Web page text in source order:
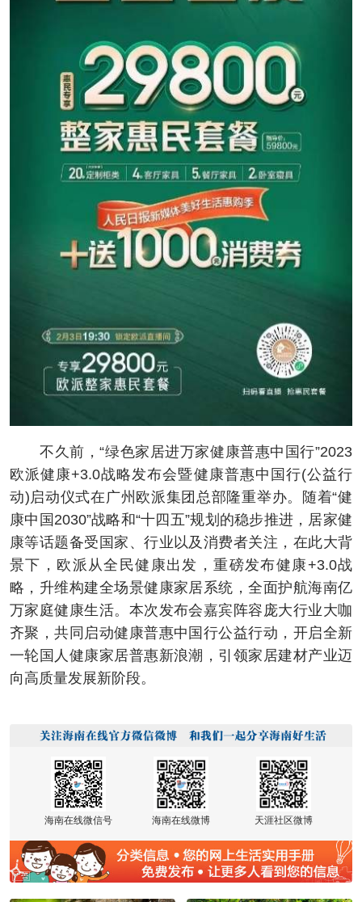
不久前，“绿色家居进万家健康普惠中国行”2023
欧派健康+3.0战略发布会暨健康普惠中国行(公益行
动)启动仪式在广州欧派集团总部隆重举办。随着“健
康中国2030”战略和“十四五”规划的稳步推进，居家健
康等话题备受国家、行业以及消费者关注，在此大背
景下，欧派从全民健康出发，重磅发布健康+3.0战
略，升维构建全场景健康家居系统，全面护航海南亿
万家庭健康生活。本次发布会嘉宾阵容庞大行业大咖
齐聚，共同启动健康普惠中国行公益行动，开启全新
一轮国人健康家居普惠新浪潮，引领家居建材产业迈
向高质量发展新阶段。
海南在线微信号 海南在线微博 天涯社区微博